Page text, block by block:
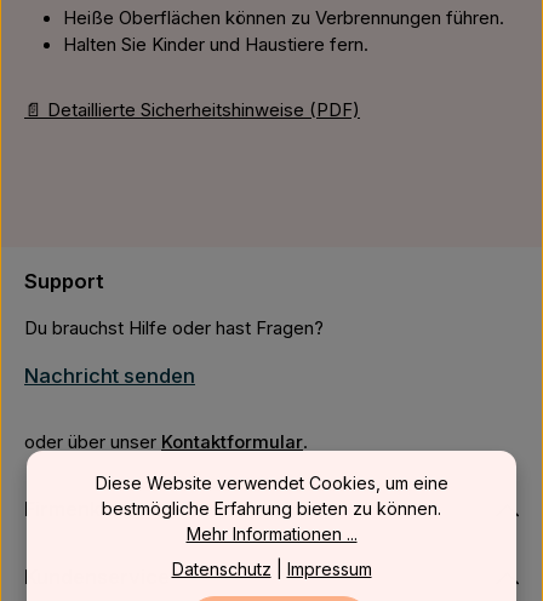
Heiße Oberflächen können zu Verbrennungen führen.
Halten Sie Kinder und Haustiere fern.
📄 Detaillierte Sicherheitshinweise (PDF)
Support
Du brauchst Hilfe oder hast Fragen?
Nachricht senden
oder über unser Kontaktformular.
Firmenkunden
Kundenservice
Diese Website verwendet Cookies, um eine
bestmögliche Erfahrung bieten zu können.
Mehr Informationen ...
Datenschutz
Impressum